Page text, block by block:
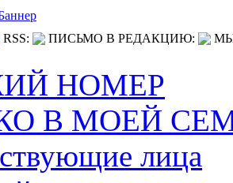
RSS: ПИСЬМО В РЕДАКЦИЮ:
НОМЕР
В МОЕЙ
лица